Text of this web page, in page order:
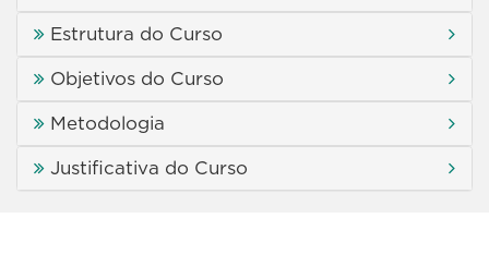
Estrutura do Curso
Objetivos do Curso
Metodologia
Justificativa do Curso